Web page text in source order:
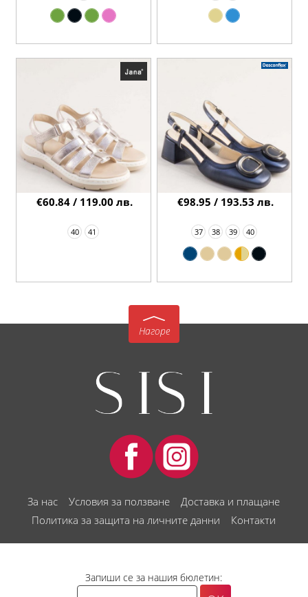
40 41
€60.84 / 119.00 лв.
37 38 39 40
€98.95 / 193.53 лв.
Нагоре
За нас Условия за ползване
Доставка и плащане
Политика за защита на личните данни
Контакти
Запиши се за нашия бюлетин: